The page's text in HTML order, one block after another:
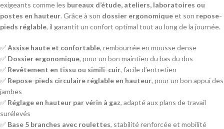
exigeants comme les bureaux d’étude, ateliers, laboratoires ou
postes en hauteur. Grâce à son dossier ergonomiqueet son repose-
pieds réglable, il garantit un confort optimal tout au long de la journée.
✅Assise haute et confortable, rembourrée en mousse dense
✅ Dossier ergonomique, pour un bon maintien du bas du dos
✅ Revêtement en tissu ou simili-cuir, facile d’entretien
✅ Repose-pieds circulaire réglable en hauteur, pour un bon appui des
jambes
✅ Réglage en hauteur par vérin à gaz, adapté aux plans de travail
surélevés
✅ Base 5 branches avec roulettes, stabilité renforcée et mobilité